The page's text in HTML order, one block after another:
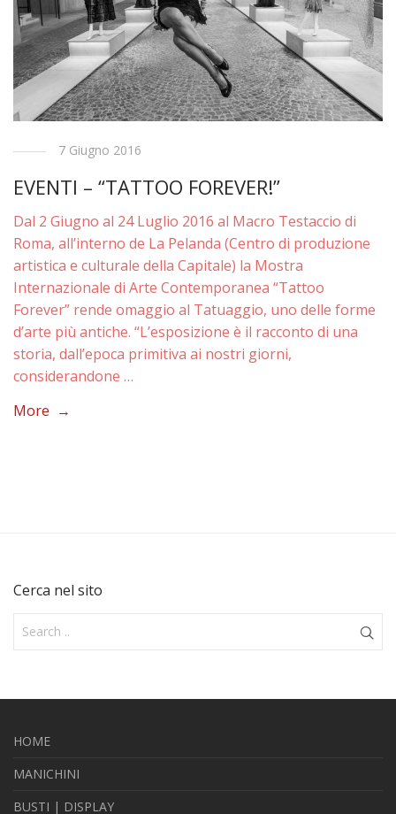
7 Giugno 2016
EVENTI – “TATTOO FOREVER!”
Dal 2 Giugno al 24 Luglio 2016 al Macro Testaccio di
Roma, all’interno de La Pelanda (Centro di produzione
artistica e culturale della Capitale) la Mostra
Internazionale di Arte Contemporanea “Tattoo
Forever” rende omaggio al Tatuaggio, uno delle forme
d’arte più antiche. “L’esposizione è il racconto di una
storia, dall’epoca primitiva ai nostri giorni,
considerandone …
More →
Cerca nel sito
HOME
MANICHINI
BUSTI | DISPLAY